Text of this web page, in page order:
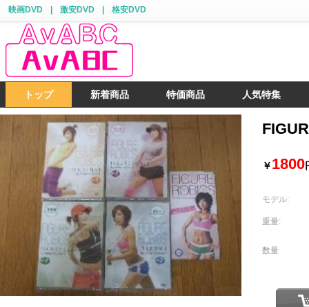
映画DVD 激安DVD 格安DVD
トップ 新着商品 特価商品 人気特集
￥1800
モデル:
重量:
数量